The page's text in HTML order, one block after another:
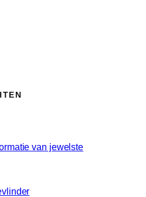
van jewelste